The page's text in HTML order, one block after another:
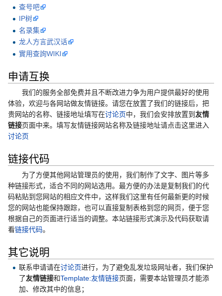
查号吧
IP树
名录集
龙人方言武汉话
實用查詢WIKI
申请互换
我们的服务全部免费并且不断改进力争为用户提供最好的使用
体验，欢迎与各网站做友情链接。请您在放置了我们的链接后，把
贵网站的名称、链接地址填写在讨论页中，我们会安排放置到 友情
链接页面中来。填写友情链接网站名称及链接地址请点击这里进入
讨论页
链接代码
为了方便其他网站管理员的使用，我们制作了文字、图片等多
种链接形式，适合不同的网站选用。最方便的办法是复制我们的代
码粘贴到您网站的相应文件中，这样我们这里有任何最新更的时候
您的网站也能保持跟踪，也可以直接复制表格到您的网页，便于您
根据自己的页面进行适当的调整。本站链接形式演示及代码获取请
看链接代码。
其它说明
联系申请请在讨论页进行，为了避免乱发垃圾网址者，我们保护
了友情链接和Template:友情链接页面，需要本站管理员才能添
加、修改其中的信息；